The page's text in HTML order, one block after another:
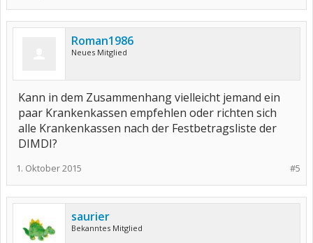
Roman1986
Neues Mitglied
Kann in dem Zusammenhang vielleicht jemand ein
paar Krankenkassen empfehlen oder richten sich
alle Krankenkassen nach der Festbetragsliste der
DIMDI?
#5
1. Oktober 2015
saurier
Bekanntes Mitglied